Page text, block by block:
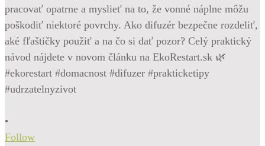
•
Follow